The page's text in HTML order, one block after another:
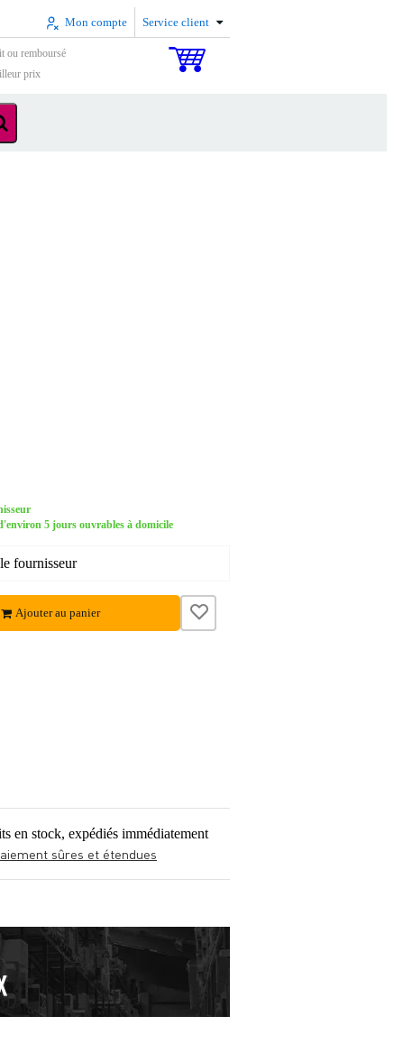
Mon compte Service client
ou remboursé
prix
5 jours ouvrables à domicile
fournisseur
Ajouter au panier
en stock, expédiés immédiatement
sûres et étendues